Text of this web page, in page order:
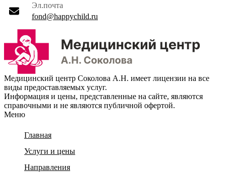
Эл.почта
fond@happychild.ru
Медицинский центр Соколова А.Н. имеет лицензии на все
виды предоставляемых услуг.
Информация и цены, представленные на сайте, являются
справочными и не являются публичной офертой.
Меню
Главная
Услуги и цены
Направления